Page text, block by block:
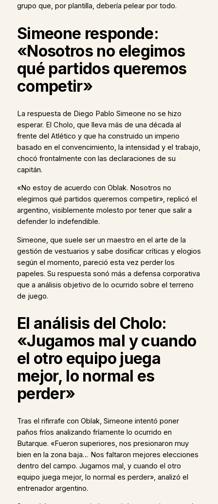
grupo que, por plantilla, debería pelear por todo.
Simeone responde:
«Nosotros no elegimos
qué partidos queremos
competir»
La respuesta de Diego Pablo Simeone no se hizo
esperar. El Cholo, que lleva más de una década al
frente del Atlético y que ha construido un imperio
basado en el convencimiento, la intensidad y el trabajo,
chocó frontalmente con las declaraciones de su
capitán.
«No estoy de acuerdo con Oblak. Nosotros no
elegimos qué partidos queremos competir», replicó el
argentino, visiblemente molesto por tener que salir a
defender lo indefendible.
Simeone, que suele ser un maestro en el arte de la
gestión de vestuarios y sabe dosificar críticas y elogios
según el momento, pareció esta vez perder los
papeles. Su respuesta sonó más a defensa corporativa
que a análisis objetivo de lo ocurrido sobre el terreno
de juego.
El análisis del Cholo:
«Jugamos mal y cuando
el otro equipo juega
mejor, lo normal es
perder»
Tras el rifirrafe con Oblak, Simeone intentó poner
paños fríos analizando fríamente lo ocurrido en
Butarque. «Fueron superiores, nos presionaron muy
bien en la zona baja… Nos faltaron mejores elecciones
dentro del campo. Jugamos mal, y cuando el otro
equipo juega mejor, lo normal es perder», analizó el
entrenador argentino.